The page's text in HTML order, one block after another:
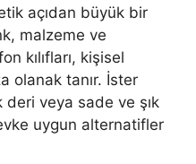
açıdan büyük bir
malzeme ve
kılıfları, kişisel
olanak tanır. İster
veya sade ve şık
uygun alternatifler